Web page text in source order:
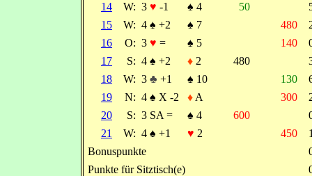
14
W: 3 ♥ -1 ♠ 4 50
15
W: 4 ♠ +2 ♠ 7 480
16
O: 3 ♥ = ♠ 5 140
17
S: 4 ♠ +2 ♦ 2 480
18
W: 3 ♣ +1 ♠ 10 130
19
N: 4 ♠ X -2 ♦ A 300
20
S: 3 SA = ♠ 4 600
21
W: 4 ♠ +1 ♥ 2 450
Bonuspunkte
Punkte für Sitztisch(e)